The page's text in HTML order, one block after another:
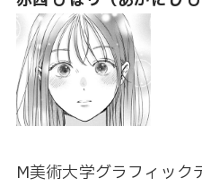
M美術大学グラフィック